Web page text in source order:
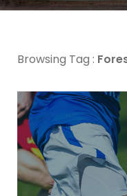
Browsing Tag :